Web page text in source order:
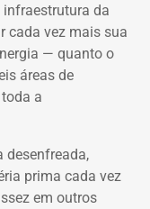
da
cada vez mais sua
— quanto o
áreas de
a
desenfreada,
prima cada vez
em outros